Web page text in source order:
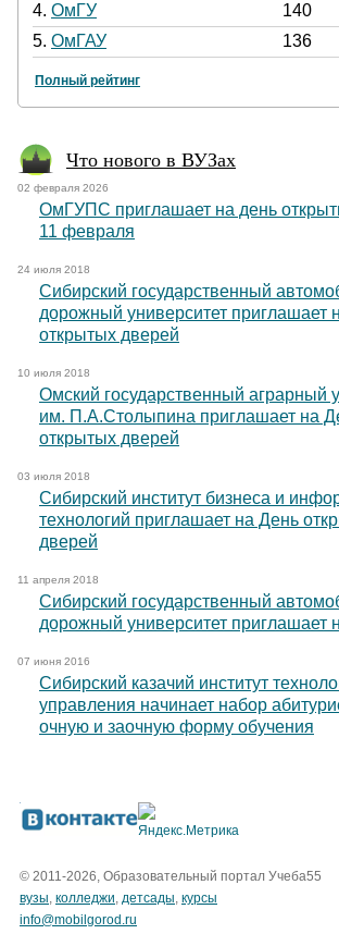
4. ОмГУ
140
5. ОмГАУ 136
Полный рейтинг
Что нового в ВУЗах
02 февраля 2026
ОмГУПС приглашает на день
11 февраля
24 июля 2018
Сибирский государственный
дорожный университет приглашает
открытых дверей
10 июля 2018
Омский государственный аграрный
им. П.А.Столыпина приглашает на
открытых дверей
03 июля 2018
Сибирский институт бизнеса и
технологий приглашает на День
дверей
11 апреля 2018
Сибирский государственный
дорожный университет приглашает
07 июня 2016
Сибирский казачий институт
управления начинает набор
очную и заочную форму обучения
© 2011-2026, Образовательный портал Учеба55
вузы, колледжи, детсады, курсы
info@mobilgorod.ru